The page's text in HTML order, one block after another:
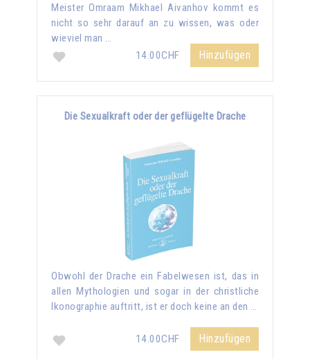
Meister Omraam Mikhael Aivanhov kommt es
nicht so sehr darauf an zu wissen, was oder
wieviel man …
14.00CHF
Hinzufügen
Die Sexualkraft oder der geflügelte Drache
Obwohl der Drache ein Fabelwesen ist, das in
allen Mythologien und sogar in der christliche
Ikonographie auftritt, ist er doch keine an den …
14.00CHF Hinzufügen